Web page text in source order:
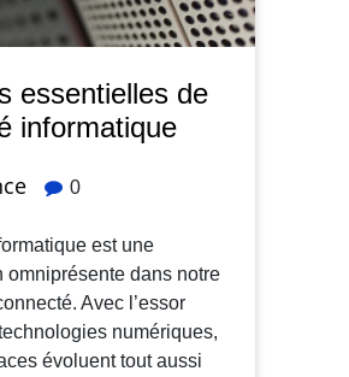
essentielles de
informatique
0
est une
omniprésente dans notre
Avec l’essor
numériques,
évoluent tout aussi